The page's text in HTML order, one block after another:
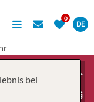
DE
bei